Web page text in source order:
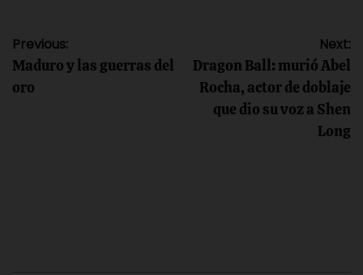
Navegación
de
Previous:
Maduro y las guerras del
oro
Next:
Dragon Ball: murió Abel
Rocha, actor de doblaje
que dio su voz a Shen
Long